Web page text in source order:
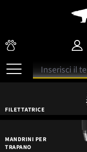
FILETTATRICE
MANDRINI PER
TRAPANO